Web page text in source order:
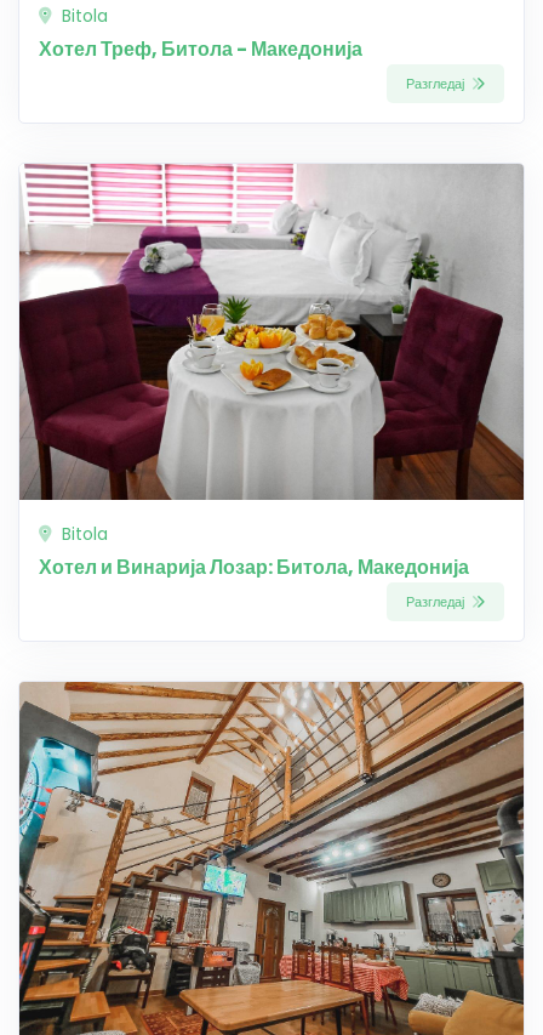
Bitola
Хотел Треф, Битола - Македонија
Разгледај
Bitola
Хотел и Винарија Лозар: Битола, Македонија
Разгледај